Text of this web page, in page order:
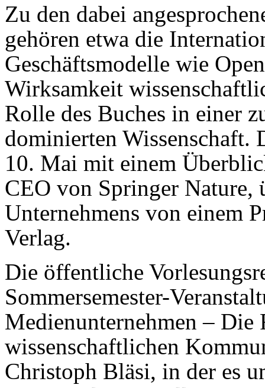
Zu den dabei
gehören etwa die
Geschäftsmodelle wie
Wirksamkeit
Rolle des Buches in einer
dominierten Wissenschaft.
10. Mai mit einem
CEO von Springer Nature,
Unternehmens von einem
Verlag.
Die öffentliche
Sommersemester-
Medienunternehmen –
wissenschaftlichen
Christoph Bläsi, in der es